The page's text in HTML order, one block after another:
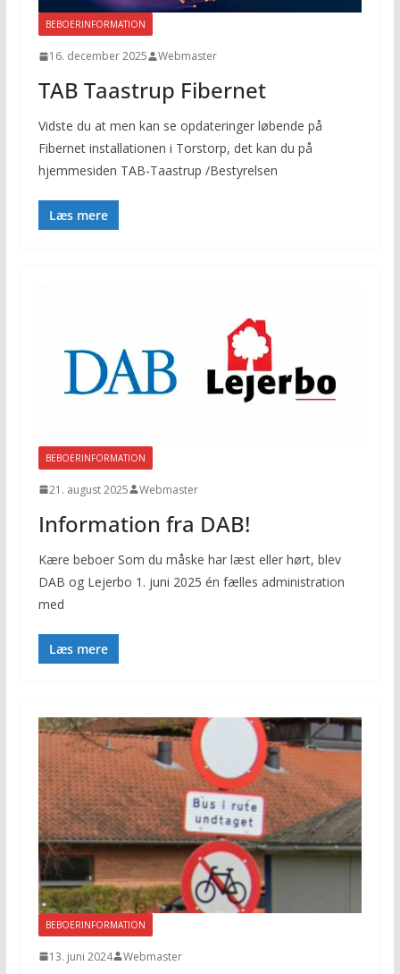
BEBOERINFORMATION
16. december 2025 Webmaster
TAB Taastrup Fibernet
Vidste du at men kan se opdateringer løbende på
Fibernet installationen i Torstorp, det kan du på
hjemmesiden TAB-Taastrup /Bestyrelsen
Læs mere
BEBOERINFORMATION
21. august 2025 Webmaster
Information fra DAB!
Kære beboer Som du måske har læst eller hørt, blev
DAB og Lejerbo 1. juni 2025 én fælles administration
med
Læs mere
BEBOERINFORMATION
13. juni 2024 Webmaster